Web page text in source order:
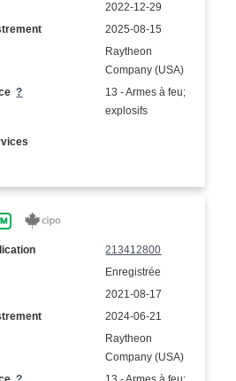
2022-12-29
2025-08-15
Raytheon
Company (USA)
?
13 - Armes à feu;
explosifs
213412800
Enregistrée
2021-08-17
2024-06-21
Raytheon
Company (USA)